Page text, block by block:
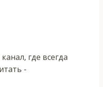
где всегда
-